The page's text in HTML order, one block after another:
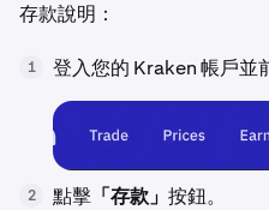
存款說明：
1 登入您的 Kraken 帳戶並
2 點擊 「存款」 按鈕。